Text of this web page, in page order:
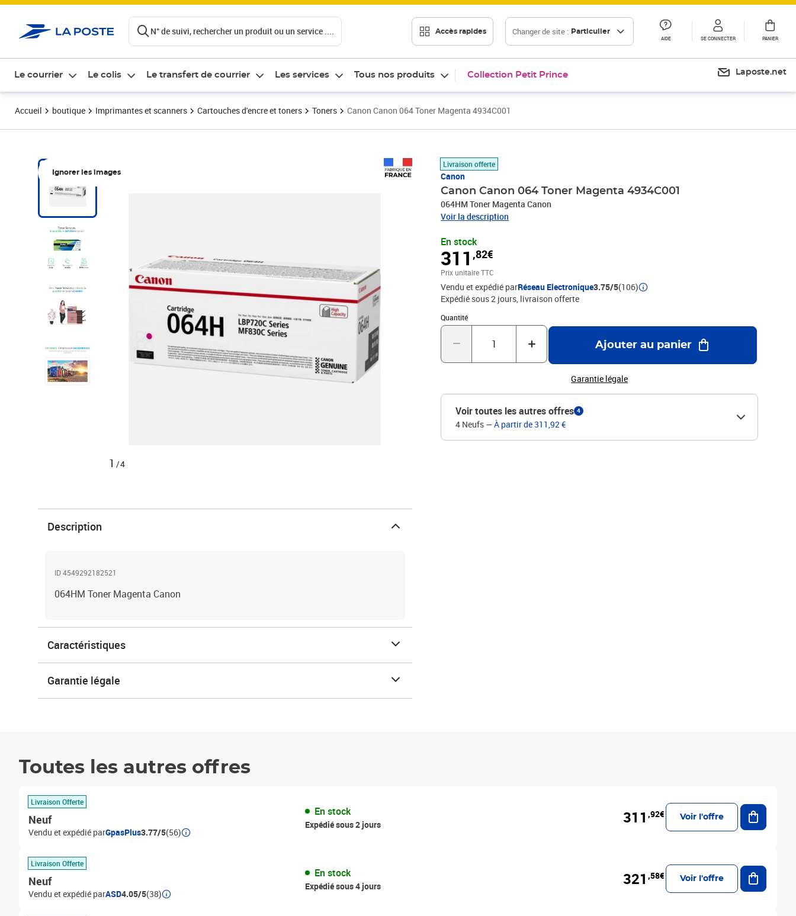
N° de suivi, rechercher un produit ou un service .... Accès rapides Changer de site : Particulier
AIDE SE CONNECTER PANIER
Le courrier Le colis Le transfert de courrier Les services Tous nos produits Collection Petit Prince Laposte.net
Accueil boutique Imprimantes et scanners Cartouches d'encre et toners Toners Canon Canon 064 Toner Magenta 4934C001
Ignorer les images
1 /4
Livraison offerte
Canon
Canon Canon 064 Toner Magenta 4934C001
064HM Toner Magenta Canon
Voir la description
En stock
311,82€
Prix 311,82€
Prix unitaire TTC
Vendu et expédié parRéseau Electronique3.75/5(106)
Expédié sous 2 jours livraison offerte
Quantité
Quantité : 1
Ajouter au panier
Garantie légale
Voir toutes les autres offres 4
4 Neufs —À partir de 311,92 €
Description
ID 4549292182521
064HM Toner Magenta Canon
Caractéristiques
Garantie légale
Toutes les autres offres
Livraison Offerte
Neuf
Vendu et expédié parGpasPlus3.77/5(56)
En stock
Expédié sous 2 jours 311 ,92€ Voir l'offre
Ajouter
Livraison Offerte
Neuf
Vendu et expédié parASD4.05/5(38)
En stock
Expédié sous 4 jours 321 ,58€ Voir l'offre
Ajouter